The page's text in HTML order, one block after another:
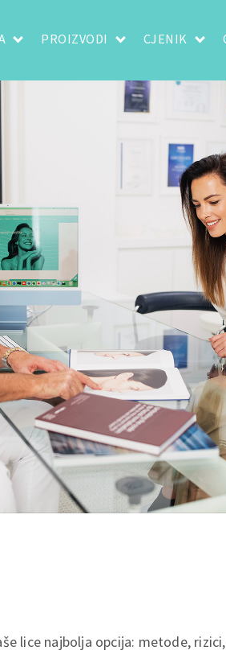
PROIZVODI CJENIK
lice najbolja opcija: metode,